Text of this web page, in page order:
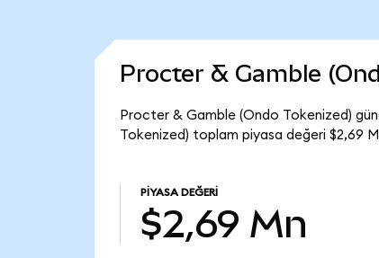
Procter & Gamble
Procter & Gamble (Ondo Tokenized)
Tokenized) toplam piyasa değeri $2,69
PIYASA DEĞERI
$2,69 Mn